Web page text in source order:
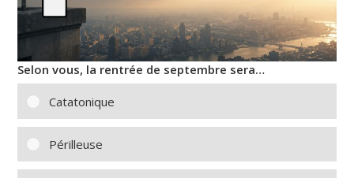
Selon vous, la rentrée de septembre sera…
Catatonique
Périlleuse